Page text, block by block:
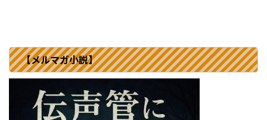
【メルマガ小説】